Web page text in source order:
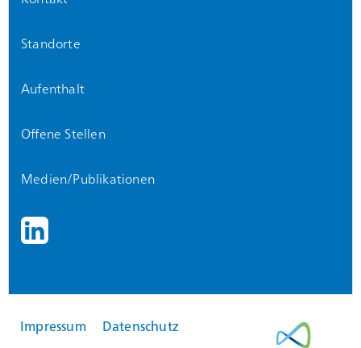
Standorte
Aufenthalt
Offene Stellen
Medien/Publikationen
Impressum Datenschutz